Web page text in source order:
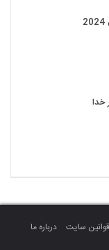
خدا
قوانین سایت
درباره ما